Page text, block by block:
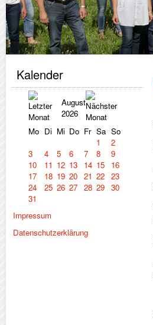
Kalender
August
2026
Mo Di Mi Do Fr Sa So
1
2
3
4 5 6 7 8
9
10
11 12 13 14 15
16
17
18 19 20 21 22
23
24
25 26 27 28 29
30
31
Impressum
Datenschutzerklärung